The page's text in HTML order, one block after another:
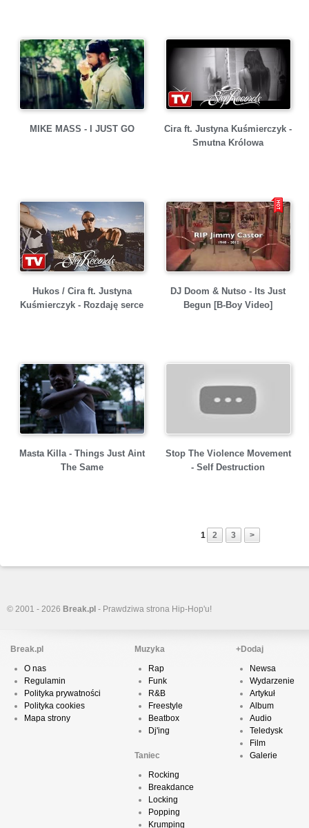
MIKE MASS - I JUST GO
Cira ft. Justyna Kuśmierczyk -
Smutna Królowa
Hukos / Cira ft. Justyna
Kuśmierczyk - Rozdaję serce
DJ Doom & Nutso - Its Just
Begun [B-Boy Video]
Masta Killa - Things Just Aint
The Same
Stop The Violence Movement
- Self Destruction
1 2 3 >
© 2001 - 2026 Break.pl - Prawdziwa strona Hip-Hop'u!
Break.pl
O nas
Regulamin
Polityka prywatności
Polityka cookies
Mapa strony
Muzyka
Rap
Funk
R&B
Freestyle
Beatbox
Dj'ing
Taniec
Rocking
Breakdance
Locking
Popping
Krumping
+Dodaj
Newsa
Wydarzenie
Artykuł
Album
Audio
Teledysk
Film
Galerie